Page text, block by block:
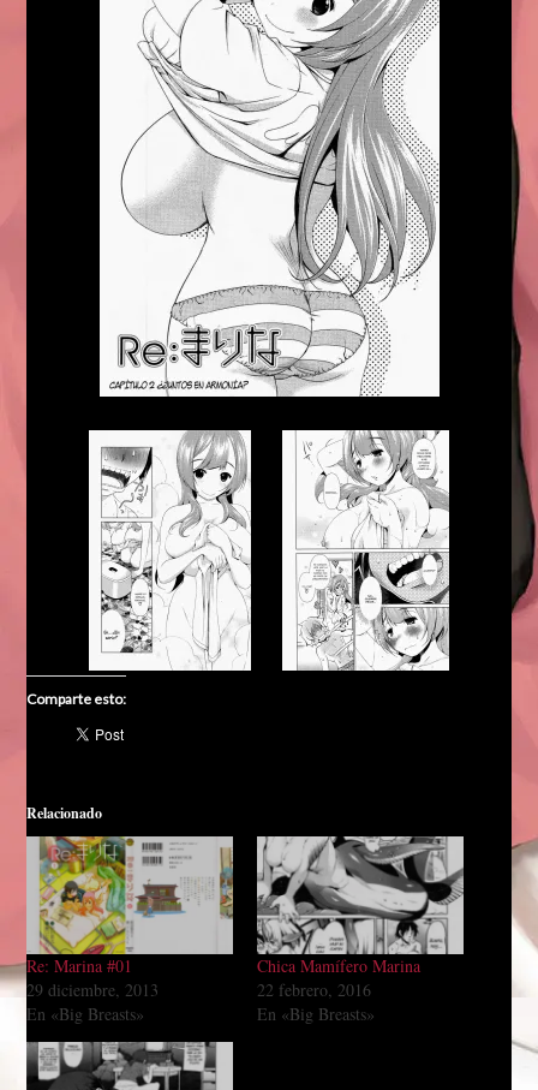
Comparte esto:
Relacionado
Re: Marina #01
29 diciembre, 2013
En «Big Breasts»
Chica Mamífero Marina
22 febrero, 2016
En «Big Breasts»